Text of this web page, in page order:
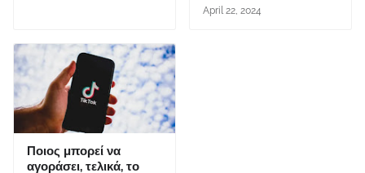
April 22, 2024
Ποιος μπορεί να
αγοράσει, τελικά, το